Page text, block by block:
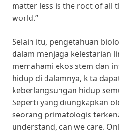
matter less is the root of all
world.”
Selain itu, pengetahuan
dalam menjaga kelestarian
memahami ekosistem dan
hidup di dalamnya, kita
keberlangsungan hidup
Seperti yang diungkapkan
seorang primatologis
understand, can we care.